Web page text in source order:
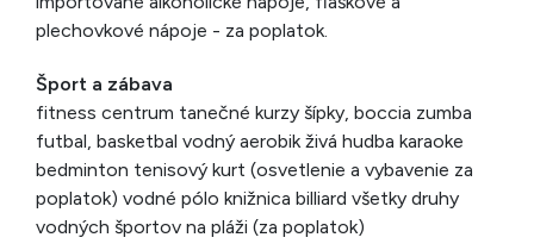
plechovkové nápoje - za poplatok.
Šport a zábava
fitness centrum tanečné kurzy šípky, boccia zumba
futbal, basketbal vodný aerobik živá hudba karaoke
bedminton tenisový kurt (osvetlenie a vybavenie za
poplatok) vodné pólo knižnica billiard všetky druhy
vodných športov na pláži (za poplatok)